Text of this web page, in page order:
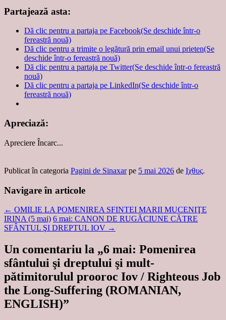
Partajează asta:
Dă clic pentru a partaja pe Facebook(Se deschide într-o
fereastră nouă)
Dă clic pentru a trimite o legătură prin email unui prieten(Se
deschide într-o fereastră nouă)
Dă clic pentru a partaja pe Twitter(Se deschide într-o fereastră
nouă)
Dă clic pentru a partaja pe LinkedIn(Se deschide într-o
fereastră nouă)
Apreciază:
Apreciere Încarc...
Publicat în categoria Pagini de Sinaxarpe 5 mai 2026 de Ιχθυς.
Navigare în articole
← OMILIE LA POMENIREA SFINTEI MARII MUCENIŢE
IRINA (5 mai) 6 mai: CANON DE RUGĂCIUNE CĂTRE
SFÂNTUL ŞI DREPTUL IOV →
Un comentariu la „6 mai: Pomenirea
sfântului şi dreptului şi mult-
pătimitorulul prooroc Iov / Righteous Job
the Long-Suffering (ROMANIAN,
ENGLISH)”